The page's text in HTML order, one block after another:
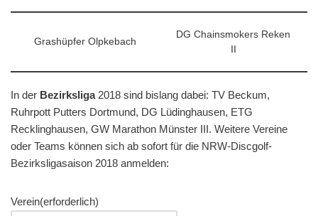
Grashüpfer Olpkebach
DG Chainsmokers Reken
In der Bezirksliga2018 sind bislang dabei: TV Beckum,
Ruhrpott Putters Dortmund, DG Lüdinghausen, ETG
Recklinghausen, GW Marathon Münster III. Weitere Vereine
oder Teams können sich ab sofort für die NRW-Discgolf-
Bezirksligasaison 2018 anmelden:
Verein(erforderlich)